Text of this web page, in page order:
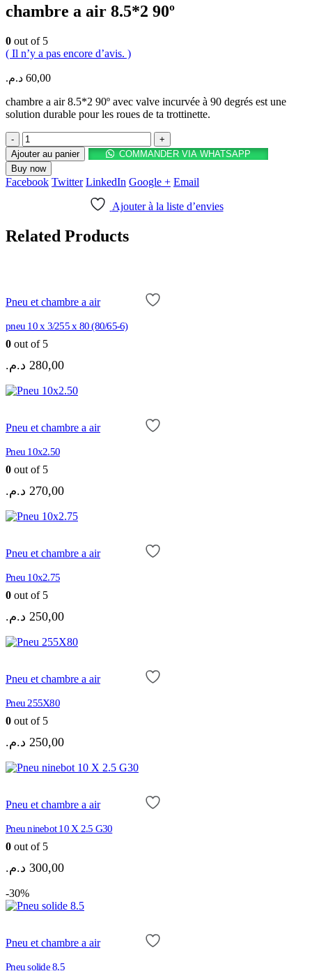
chambre a air 8.5*2 90º
0 out of 5
( Il n’y a pas encore d’avis. )
60,00 د.م.
chambre a air 8.5*2 90º avec valve incurvée à 90 degrés est une
solution durable pour les roues de ta trottinette.
-
+
Ajouter au panier
COMMANDER VIA WHATSAPP
Buy now
Facebook Twitter LinkedIn Google + Email
Ajouter à la liste d’envies
Related Products
Pneu et chambre a air
pneu 10 x 3/255 x 80 (80/65-6)
0 out of 5
280,00 د.م.
Pneu et chambre a air
Pneu 10x2.50
0 out of 5
270,00 د.م.
Pneu et chambre a air
Pneu 10x2.75
0 out of 5
250,00 د.م.
Pneu et chambre a air
Pneu 255X80
0 out of 5
250,00 د.م.
Pneu et chambre a air
Pneu ninebot 10 X 2.5 G30
0 out of 5
300,00 د.م.
-30%
Pneu et chambre a air
Pneu solide 8.5